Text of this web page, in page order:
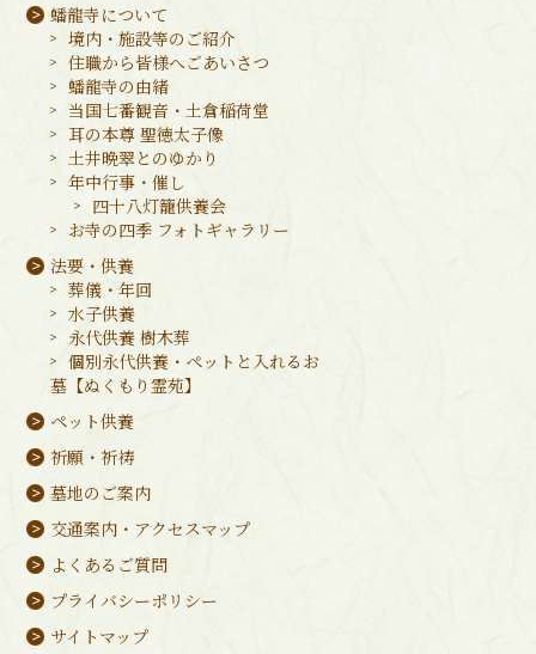
蟠龍寺について
境内・施設等のご紹介
住職から皆様へごあいさつ
蟠龍寺の由緒
当国七番観音・土倉稲荷堂
耳の本尊 聖徳太子像
土井晩翠とのゆかり
年中行事・催し
四十八灯籠供養会
お寺の四季 フォトギャラリー
法要・供養
葬儀・年回
水子供養
永代供養 樹木葬
個別永代供養・ペットと入れるお
墓【ぬくもり霊苑】
ペット供養
祈願・祈祷
墓地のご案内
交通案内・アクセスマップ
よくあるご質問
プライバシーポリシー
サイトマップ